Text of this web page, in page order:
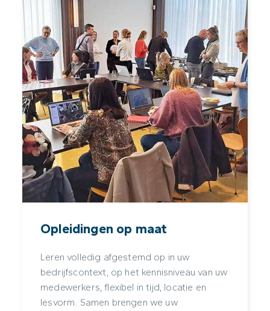
Opleidingen op maat
Leren volledig afgestemd op in uw
bedrijfscontext, op het kennisniveau van uw
medewerkers, flexibel in tijd, locatie en
lesvorm. Samen brengen we uw